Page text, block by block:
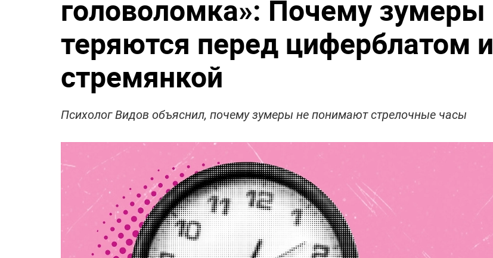
головоломка»: Почему зумеры
теряются перед циферблатом и
стремянкой
Психолог Видов объяснил, почему зумеры не понимают стрелочные часы